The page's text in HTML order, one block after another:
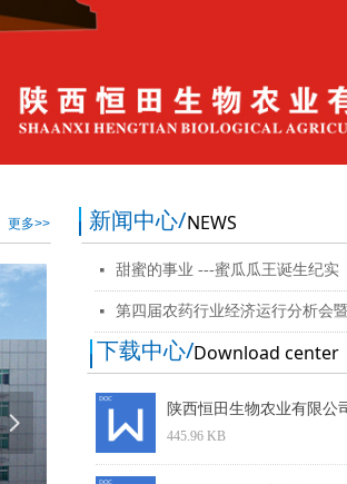
Download center
新闻中心/NEWS
更多>>
넲
下载中心/
넷 甜蜜的事业 ---蜜瓜瓜王诞生纪实
넷
445.96 KB